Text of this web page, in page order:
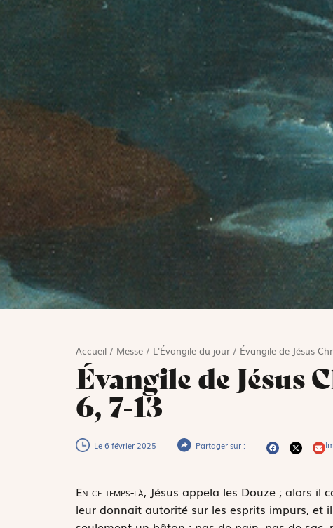
Accueil/ Messe/ L'Évangile du jour/ Évangile de Jésus
Évangile de Jésus
6, 7-13
Le 6 février 2025 Partager sur :
En ce temps-là, Jésus appela les Douze ; alors il
leur donnait autorité sur les esprits impurs, et